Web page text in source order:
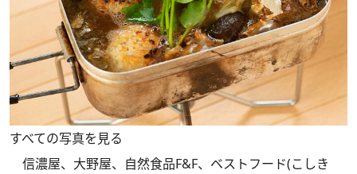
すべての写真を見る
信濃屋、大野屋、自然食品F&F、ベストフード(こしき